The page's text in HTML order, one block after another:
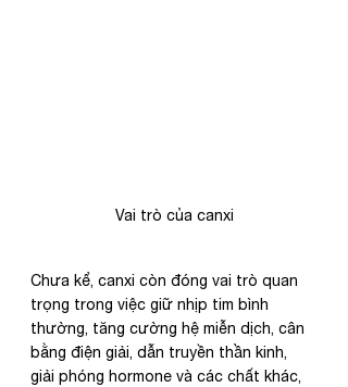
Vai trò của canxi
Chưa kể, canxi còn đóng vai trò quan
trọng trong việc giữ nhịp tim bình
thường, tăng cường hệ miễn dịch, cân
bằng điện giải, dẫn truyền thần kinh,
giải phóng hormone và các chất khác,